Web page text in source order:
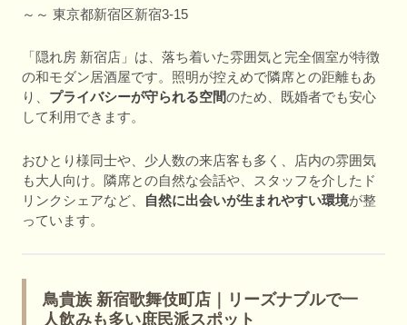
～～ 東京都新宿区新宿3-15
「隠れ房 新宿店」は、落ち着いた雰囲気と完全個室が特徴
の和モダン居酒屋です。照明が控えめで隣席との距離もあ
り、 プライバシーが守られる空間のため、既婚者でも安心
して利用できます。
おひとり様同士や、少人数の来店客も多く、店内の雰囲気
も大人向け。隣席との自然な会話や、スタッフを介したド
リンクシェアなど、
自然に出会いが生まれやすい環境が整
っています。
鳥貴族 新宿歌舞伎町店｜リーズナブルで一
人飲みも多い庶民派スポット